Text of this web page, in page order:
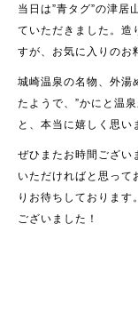
当日は”青タグ”の津居
ていただきました。造
すが、お気に入りのお
城崎温泉の名物、外湯
たようで、”かにと温
と、本当に嬉しく思い
ぜひまたお時間ござい
いただければと思って
りお待ちしております
ございました！